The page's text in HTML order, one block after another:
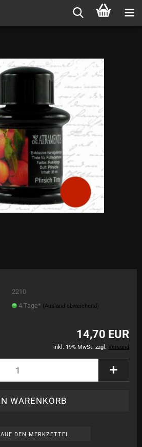
2210
4 Tage* (Ausland abweichend)
14,70 EUR
inkl. 19% MwSt. zzgl. Versand
AUF DEN MERKZETTEL